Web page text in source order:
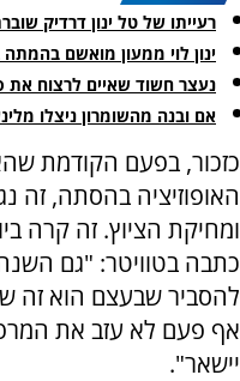
רעייתו של טל ינון דרדיק
ינון לוי ממעון מואשם
נעצר חשוד שאיים לרצוח את
אם ובנה מהשומרון ניצלו
כזכור, בפעם הקודמת
האופוזיציה בהסתה, זה
ומחיקת הציוץ. זה קרה
כתבה בטוויטר: "‏גם
להסביר שבעצם הוא זה
אף פעם לא עזב את
יישאר".